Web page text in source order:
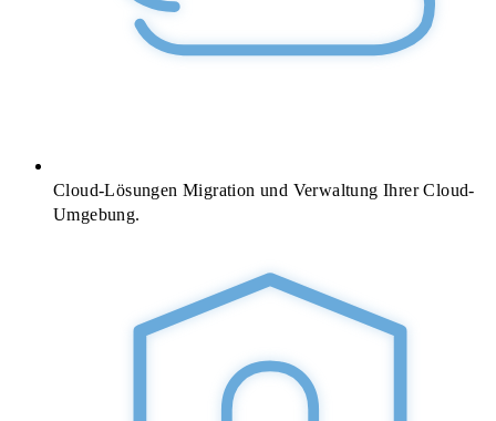
Cloud-LösungenMigration und Verwaltung Ihrer Cloud-
Umgebung.